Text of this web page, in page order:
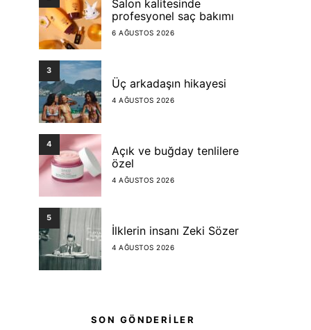
Salon kalitesinde
profesyonel saç bakımı
6 AĞUSTOS 2026
3
Üç arkadaşın hikayesi
4 AĞUSTOS 2026
4
Açık ve buğday tenlilere
özel
4 AĞUSTOS 2026
5
İlklerin insanı Zeki Sözer
4 AĞUSTOS 2026
SON GÖNDERİLER